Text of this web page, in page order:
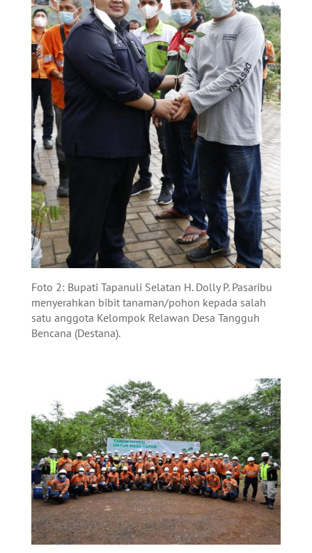
Foto 2: Bupati Tapanuli Selatan H. Dolly P. Pasaribu
menyerahkan bibit tanaman/pohon kepada salah
satu anggota Kelompok Relawan Desa Tangguh
Bencana (Destana).